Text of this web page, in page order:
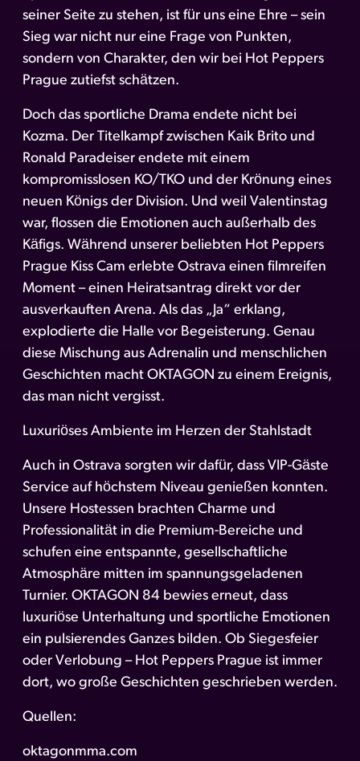
seiner Seite zu stehen, ist für uns eine Ehre – sein
Sieg war nicht nur eine Frage von Punkten,
sondern von Charakter, den wir bei Hot Peppers
Prague zutiefst schätzen.
Doch das sportliche Drama endete nicht bei
Kozma. Der Titelkampf zwischen Kaik Brito und
Ronald Paradeiser endete mit einem
kompromisslosen KO/TKO und der Krönung eines
neuen Königs der Division. Und weil Valentinstag
war, flossen die Emotionen auch außerhalb des
Käfigs. Während unserer beliebten Hot Peppers
Prague Kiss Cam erlebte Ostrava einen filmreifen
Moment – einen Heiratsantrag direkt vor der
ausverkauften Arena. Als das „Ja“ erklang,
explodierte die Halle vor Begeisterung. Genau
diese Mischung aus Adrenalin und menschlichen
Geschichten macht OKTAGON zu einem Ereignis,
das man nicht vergisst.
Luxuriöses Ambiente im Herzen der Stahlstadt
Auch in Ostrava sorgten wir dafür, dass VIP-Gäste
Service auf höchstem Niveau genießen konnten.
Unsere Hostessen brachten Charme und
Professionalität in die Premium-Bereiche und
schufen eine entspannte, gesellschaftliche
Atmosphäre mitten im spannungsgeladenen
Turnier. OKTAGON 84 bewies erneut, dass
luxuriöse Unterhaltung und sportliche Emotionen
ein pulsierendes Ganzes bilden. Ob Siegesfeier
oder Verlobung – Hot Peppers Prague ist immer
dort, wo große Geschichten geschrieben werden.
Quellen:
oktagonmma.com